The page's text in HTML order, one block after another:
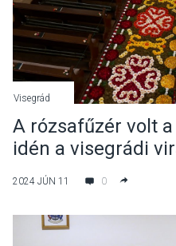
Visegrád
A rózsafűzér volt
idén a visegrádi
2024 JÚN 11 0